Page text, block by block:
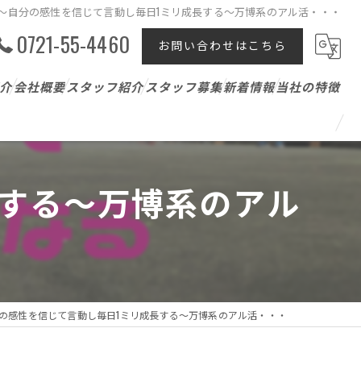
自分の感性を信じて言動し毎日1ミリ成長する～万博系のアル活・・・
0721-55-4460 お問い合わせはこちら
会社概要スタッフ紹介スタッフ募集新着情報当社の特徴
テニスレッスン
パーソナル
る～万博系のアル
感性を信じて言動し毎日1ミリ成長する～万博系のアル活・・・